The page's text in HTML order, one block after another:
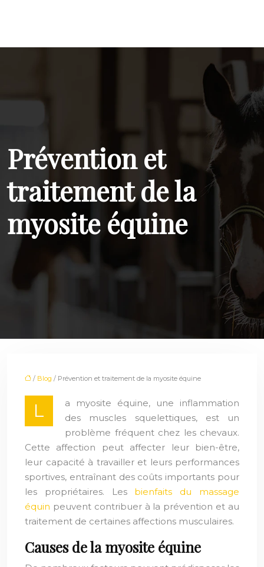
Prévention et
traitement de la
myosite équine
/ Blog / Prévention et traitement de la myosite équine
L
a myosite équine, une inflammation
des muscles squelettiques, est un
problème fréquent chez les chevaux.
Cette affection peut affecter leur bien-être,
leur capacité à travailler et leurs performances
sportives, entraînant des coûts importants pour
les propriétaires. Les bienfaits du massage
équin peuvent contribuer à la prévention et au
traitement de certaines affections musculaires.
Causes de la myosite équine